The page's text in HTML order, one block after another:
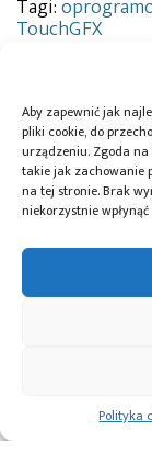
Aby zapewnić jak
pliki cookie, do
urządzeniu. Zgoda
takie jak zachowanie
na tej stronie. Brak
niekorzystnie
Polityka
Tagi:
TouchGFX
Przeczytaj
Global Electronics
opublikowało